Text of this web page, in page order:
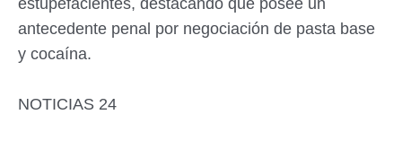
antecedente penal por negociación de pasta base
y cocaína.
NOTICIAS 24